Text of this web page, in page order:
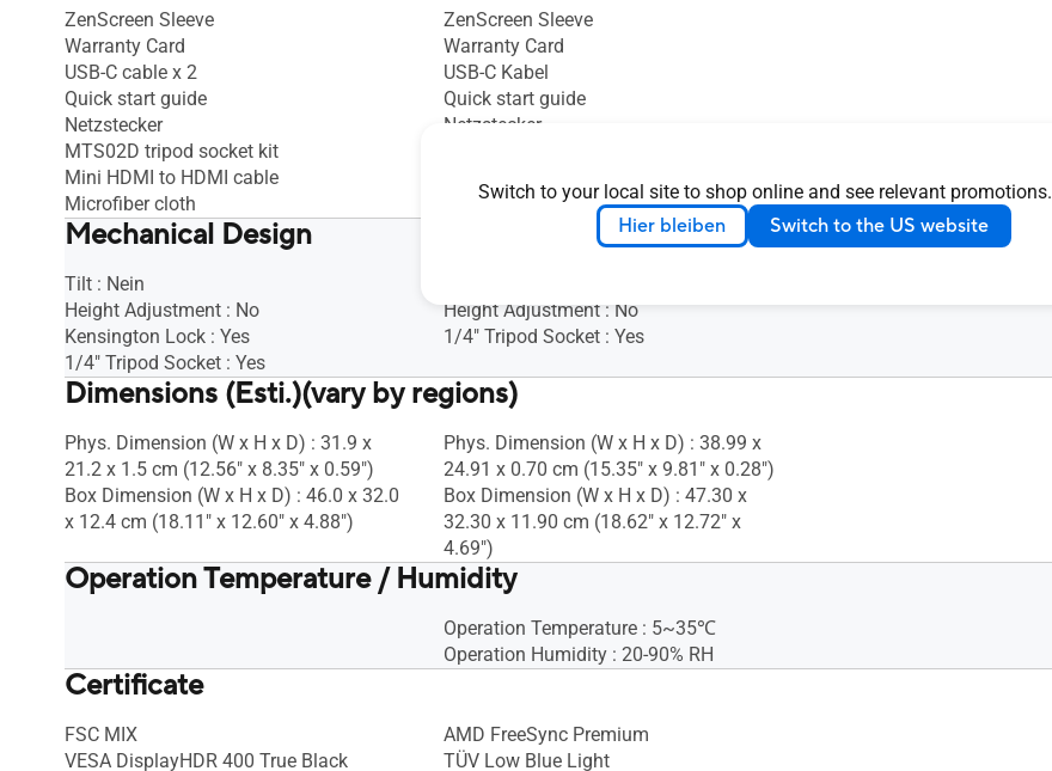
Switch to your local site to shop online and see relevant promotions.
Hier bleiben Switch to the US website
ZenScreen Sleeve
Warranty Card
USB-C cable x 2
Quick start guide
Netzstecker
MTS02D tripod socket kit
Mini HDMI to HDMI cable
Microfiber cloth
ZenScreen Sleeve
Warranty Card
USB-C Kabel
Quick start guide
Netzstecker
Mechanical Design
Tilt : Nein
Height Adjustment : No
Kensington Lock : Yes
1/4" Tripod Socket : Yes
Height Adjustment : No
1/4" Tripod Socket : Yes
Dimensions (Esti.)(vary by regions)
Phys. Dimension (W x H x D) : 31.9 x
21.2 x 1.5 cm (12.56" x 8.35" x 0.59")
Box Dimension (W x H x D) : 46.0 x 32.0
x 12.4 cm (18.11" x 12.60" x 4.88")
Phys. Dimension (W x H x D) : 38.99 x
24.91 x 0.70 cm (15.35" x 9.81" x 0.28")
Box Dimension (W x H x D) : 47.30 x
32.30 x 11.90 cm (18.62" x 12.72" x
4.69")
Operation Temperature / Humidity
Operation Temperature : 5~35℃
Operation Humidity : 20-90% RH
Certificate
FSC MIX
VESA DisplayHDR 400 True Black
AMD FreeSync Premium
TÜV Low Blue Light